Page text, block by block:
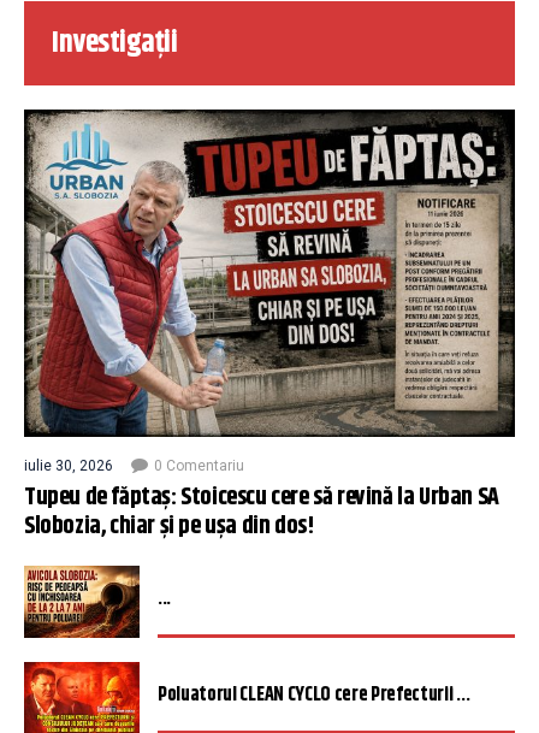
Investigații
iulie 30, 2026 0 Comentariu
Tupeu de făptaș: Stoicescu cere să revină la Urban SA
Slobozia, chiar și pe ușa din dos!
...
Poluatorul CLEAN CYCLO cere Prefecturii ...